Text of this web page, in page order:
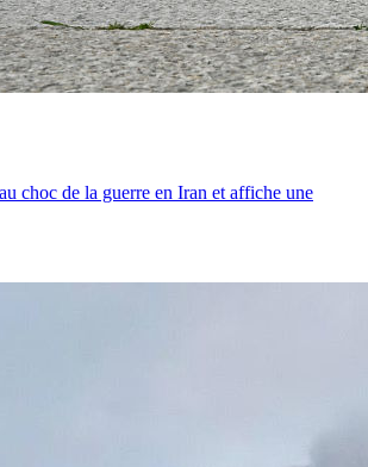
choc de la guerre en Iran et affiche une